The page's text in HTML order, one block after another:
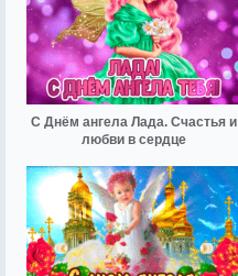
С Днём ангела Лада. Счастья и
любви в сердце